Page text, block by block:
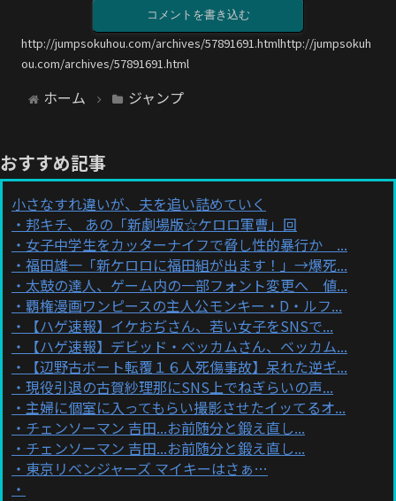
コメントを書き込む
http://jumpsokuhou.com/archives/57891691.htmlhttp://jumpsokuh
ou.com/archives/57891691.html
ホーム ジャンプ
おすすめ記事
小さなすれ違いが、夫を追い詰めていく
邦キチ、 あの「新劇場版☆ケロロ軍曹」回
女子中学生をカッターナイフで脅し性的暴行か ...
福田雄一「新ケロロに福田組が出ます！」→爆死...
太鼓の達人、ゲーム内の一部フォント変更へ 値...
覇権漫画ワンピースの主人公モンキー・D・ルフ...
【ハゲ速報】イケおぢさん、若い女子をSNSで...
【ハゲ速報】デビッド・ベッカムさん、ベッカム...
【辺野古ボート転覆１６人死傷事故】呆れた逆ギ...
現役引退の古賀紗理那にSNS上でねぎらいの声...
主婦に個室に入ってもらい撮影させたイッてるオ...
チェンソーマン 吉田...お前随分と鍛え直し...
チェンソーマン 吉田...お前随分と鍛え直し...
東京リベンジャーズ マイキーはさぁ…